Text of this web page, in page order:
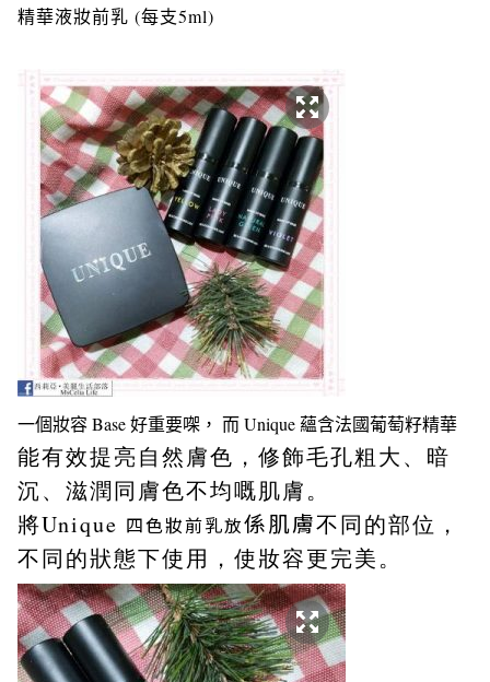
精華液妝前乳 (每支5ml)
一個妝容 Base 好重要㗎， 而 Unique 蘊含法國葡萄籽精華
能有效提亮自然膚色，修飾毛孔粗大、暗
沉、 滋潤同 膚色不均嘅肌膚。
將Unique 四色妝前乳放係肌膚不同的部位，
不同的狀態下使用，使妝容更完美。